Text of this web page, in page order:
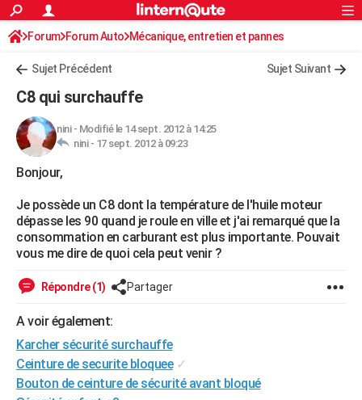
ACTUALITÉS
Politique
Société
Faits Divers
Education
Monde
Villes
+
FINANCE
Retraite
Impôts
Epargne
Immobilier
Risques naturels par ville
Banque
Assurance
Crédit
AUTO
Essais
Réserver un essai
Citadines
Berlines
SUV
Forum auto
+HIGH-TECH
Mobiles
Meilleur smartphone
Internet
Ordinateurs
Jeux vidéo
Guide high-tech
+BRICOLAGE
Forum
Aménagement intérieur
Extérieur
Cuisine
Salle de bains
Jardinage
Rangement
WEEK-END
Guides de France
Escapades
Patrimoine
Expositions
Musées
Week-end nature
LIFESTYLE
SANTE
Alimentation
Guide de la santé
Maladies
Médicaments
Sommeil
VOYAGE
Destinations
City break
Voyage nature
Voyage de noces
Forum
Climat
+PHOTO
Rechercher
S'inscrire
Connexion
Forum Forum Auto Mécanique, entretien et pannes
Sujet Précédent Sujet Suivant
C8 qui surchauffe
nini- Modifié le 14 sept. 2012 à 14:25
nini - 17 sept. 2012 à 09:23
Bonjour,
Je possède un C8 dont la température de l'huile moteur
dépasse les 90 quand je roule en ville et j'ai remarqué que la
consommation en carburant est plus importante. Pouvait
vous me dire de quoi cela peut venir ?
Répondre (1) Partager
A voir également:
Karcher sécurité surchauffe
Ceinture de securite bloquee ✓
Bouton de ceinture de sécurité avant bloqué